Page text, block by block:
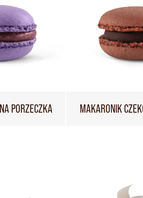
PORZECZKA MAKARONIK